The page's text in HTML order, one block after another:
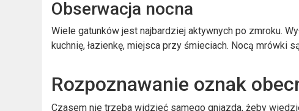
Obserwacja nocna
Wiele gatunków jest najbardziej aktywnych po zmroku.
kuchnię, łazienkę, miejsca przy śmieciach. Nocą
Rozpoznawanie oznak
Czasem nie trzeba widzieć samego gniazda, żeby